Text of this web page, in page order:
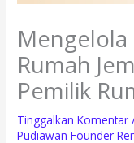
Mengelola
Rumah
Pemilik
Tinggalkan Komentar
Pudiawan Founder